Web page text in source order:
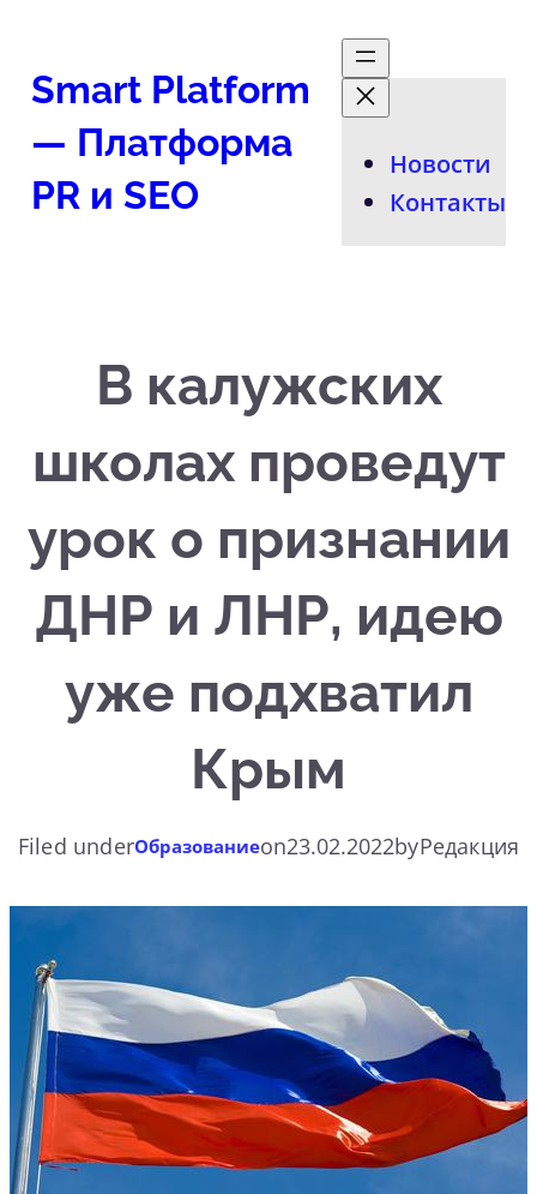
содержимому
Smart Platform
— Платформа
PR и SEO
Новости
Контакты
В калужских
школах проведут
урок о признании
ДНР и ЛНР, идею
уже подхватил
Крым
Filed underОбразованиеon23.02.2022byРедакция